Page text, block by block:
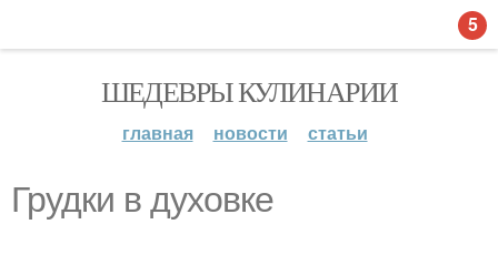
ШЕДЕВРЫ КУЛИНАРИИ
главная новости статьи
Грудки в духовке
5